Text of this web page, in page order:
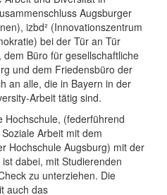
Augsburger
izbd² (Innovationszentrum
bei der Tür an Tür
Büro für gesellschaftliche
und dem Friedensbüro der
an alle, die in Bayern in der
Arbeit tätig sind.
Hochschule, (federführend
Arbeit mit dem
Hochschule Augsburg) mit der
dabei, mit Studierenden
zu unterziehen. Die
auch das